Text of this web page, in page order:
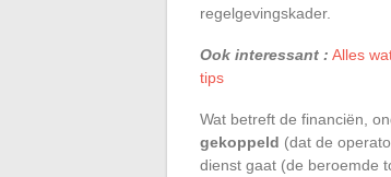
regelgevingskader.
Ook interessant : Alles
tips
Wat betreft de financiën,
gekoppeld (dat de
dienst gaat (de beroemde